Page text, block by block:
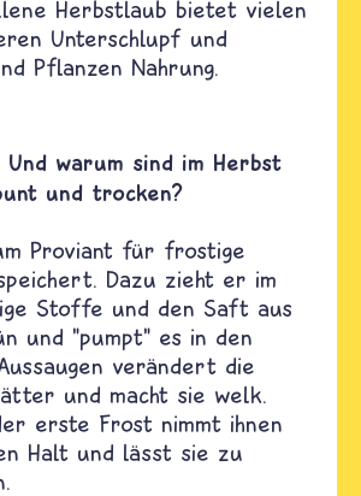
Herbstlaub bietet vielen
Unterschlupf und
Pflanzen Nahrung.
warum sind im Herbst
und trocken?
Proviant für frostige
Dazu zieht er im
Stoffe und den Saft aus
und "pumpt" es in den
verändert die
und macht sie welk.
erste Frost nimmt ihnen
Halt und lässt sie zu